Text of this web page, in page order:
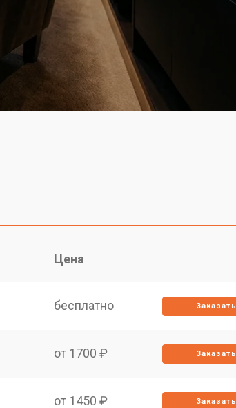
Цена
бесплатно Заказать
от 1700 ₽ Заказать
от 1450 ₽ Заказать